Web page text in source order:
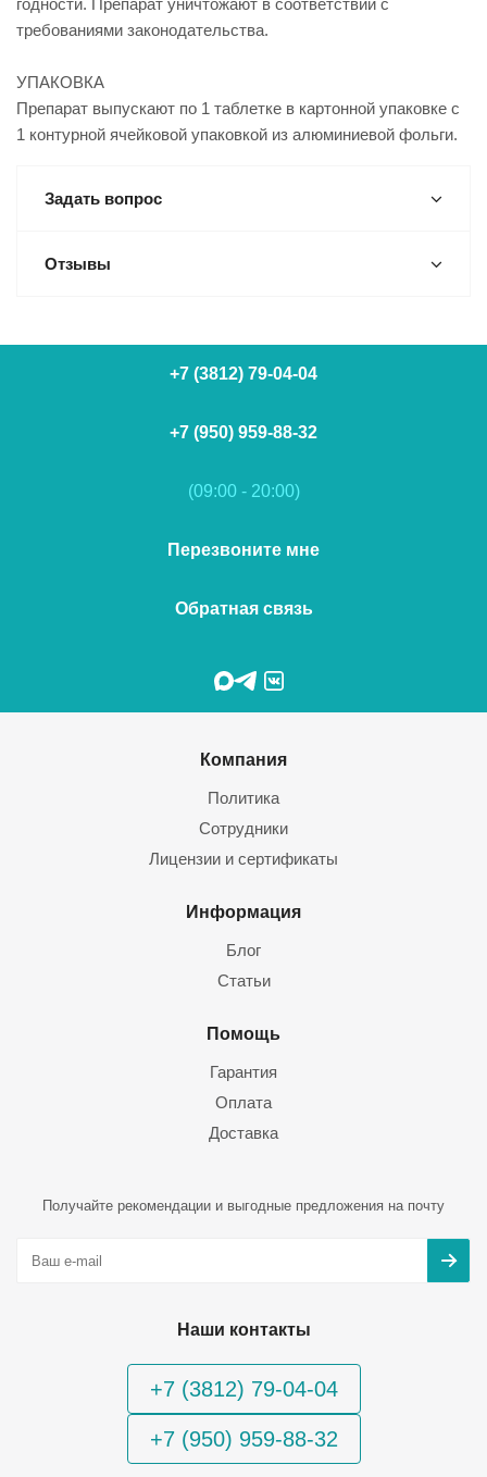
годности. Препарат уничтожают в соответствии с
требованиями законодательства.
УПАКОВКА
Препарат выпускают по 1 таблетке в картонной упаковке с
1 контурной ячейковой упаковкой из алюминиевой фольги.
Задать вопрос
Отзывы
+7 (3812) 79-04-04
+7 (950) 959-88-32
(09:00 - 20:00)
Перезвоните мне
Обратная связь
Компания
Политика
Сотрудники
Лицензии и сертификаты
Информация
Блог
Статьи
Помощь
Гарантия
Оплата
Доставка
Получайте рекомендации и выгодные предложения на почту
Наши контакты
+7 (3812) 79-04-04
+7 (950) 959-88-32